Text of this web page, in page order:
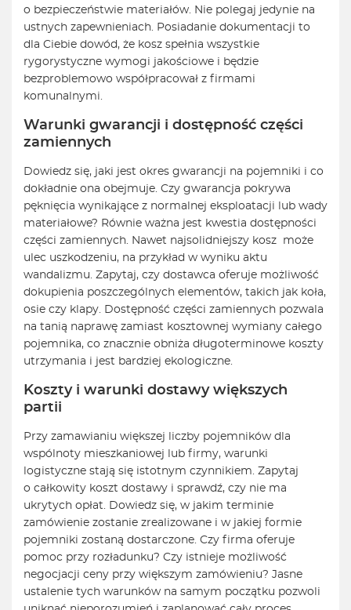
o bezpieczeństwie materiałów. Nie polegaj jedynie na
ustnych zapewnieniach. Posiadanie dokumentacji to
dla Ciebie dowód, że kosz spełnia wszystkie
rygorystyczne wymogi jakościowe i będzie
bezproblemowo współpracował z firmami
komunalnymi.
Warunki gwarancji i dostępność części
zamiennych
Dowiedz się, jaki jest okres gwarancji na pojemniki i co
dokładnie ona obejmuje. Czy gwarancja pokrywa
pęknięcia wynikające z normalnej eksploatacji lub wady
materiałowe? Równie ważna jest kwestia dostępności
części zamiennych. Nawet najsolidniejszy kosz może
ulec uszkodzeniu, na przykład w wyniku aktu
wandalizmu. Zapytaj, czy dostawca oferuje możliwość
dokupienia poszczególnych elementów, takich jak koła,
osie czy klapy. Dostępność części zamiennych pozwala
na tanią naprawę zamiast kosztownej wymiany całego
pojemnika, co znacznie obniża długoterminowe koszty
utrzymania i jest bardziej ekologiczne.
Koszty i warunki dostawy większych
partii
Przy zamawianiu większej liczby pojemników dla
wspólnoty mieszkaniowej lub firmy, warunki
logistyczne stają się istotnym czynnikiem. Zapytaj
o całkowity koszt dostawy i sprawdź, czy nie ma
ukrytych opłat. Dowiedz się, w jakim terminie
zamówienie zostanie zrealizowane i w jakiej formie
pojemniki zostaną dostarczone. Czy firma oferuje
pomoc przy rozładunku? Czy istnieje możliwość
negocjacji ceny przy większym zamówieniu? Jasne
ustalenie tych warunków na samym początku pozwoli